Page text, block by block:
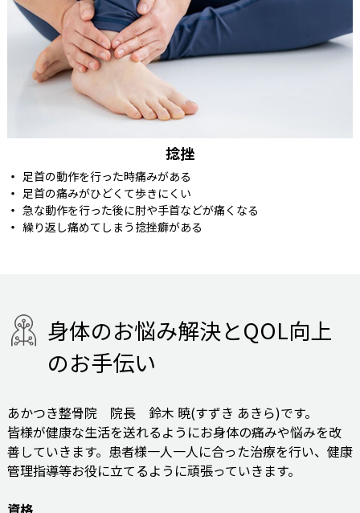
捻挫
足首の動作を行った時痛みがある
足首の痛みがひどくて歩きにくい
急な動作を行った後に肘や手首などが痛くなる
繰り返し痛めてしまう捻挫癖がある
身体のお悩み解決とQOL向 上
のお手伝い
あかつき整骨院 院長 鈴木 暁(すずき あきら)です。
皆様が健康な生活を送れるようにお身体の痛みや悩みを改
善していきます。患者様一人一人に合った治療を行い、健康
管理指導等お役に立てるように頑張っていきます。
資格